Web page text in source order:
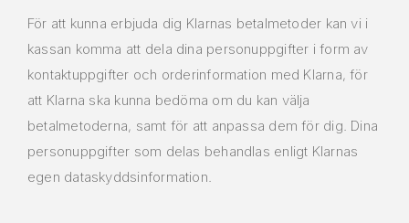
För att kunna erbjuda dig Klarnas betalmetoder kan vi i
kassan komma att dela dina personuppgifter i form av
kontaktuppgifter och orderinformation med Klarna, för
att Klarna ska kunna bedöma om du kan välja
betalmetoderna, samt för att anpassa dem för dig. Dina
personuppgifter som delas behandlas enligt Klarnas
egen dataskyddsinformation.